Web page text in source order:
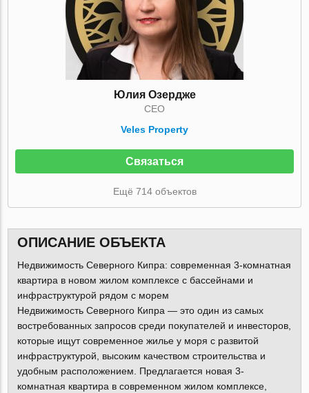
Юлия Озердже
CEO
Veles Property
Связаться
Ещё 714 объектов
ОПИСАНИЕ ОБЪЕКТА
Недвижимость Северного Кипра: современная 3-комнатная
квартира в новом жилом комплексе с бассейнами и
инфраструктурой рядом с морем
Недвижимость Северного Кипра — это один из самых
востребованных запросов среди покупателей и инвесторов,
которые ищут современное жилье у моря с развитой
инфраструктурой, высоким качеством строительства и
удобным расположением. Предлагается новая 3-
комнатная квартира в современном жилом комплексе,